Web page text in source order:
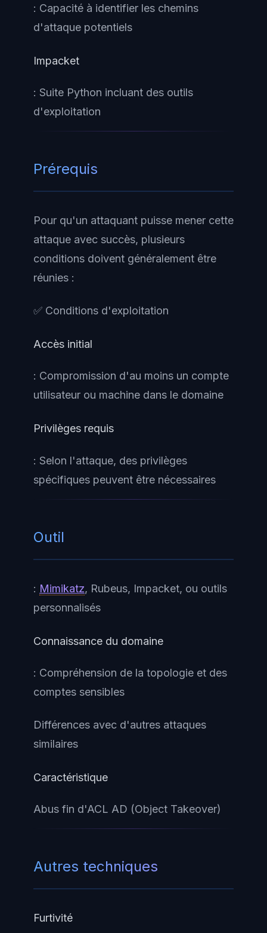
: Capacité à identifier les chemins
d'attaque potentiels
Impacket
: Suite Python incluant des outils
d'exploitation
Prérequis
Pour qu'un attaquant puisse mener cette
attaque avec succès, plusieurs
conditions doivent généralement être
réunies :
✅ Conditions d'exploitation
Accès initial
: Compromission d'au moins un compte
utilisateur ou machine dans le domaine
Privilèges requis
: Selon l'attaque, des privilèges
spécifiques peuvent être nécessaires
Outil
: Mimikatz, Rubeus, Impacket, ou outils
personnalisés
Connaissance du domaine
: Compréhension de la topologie et des
comptes sensibles
Différences avec d'autres attaques
similaires
Caractéristique
Abus fin d'ACL AD (Object Takeover)
Autres techniques
Furtivité